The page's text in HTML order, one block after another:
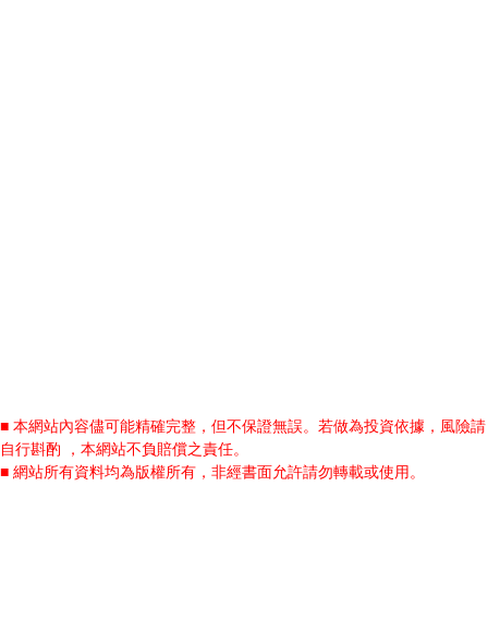
■ 本網站內容儘可能精確完整，但不保證無誤。若做為投資依據，風險請
自行斟酌 ，本網站不負賠償之責任。
■ 網站所有資料均為版權所有，非經書面允許請勿轉載或使用。